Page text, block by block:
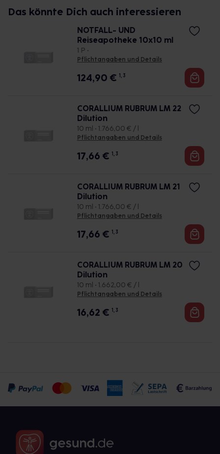
Das könnte Dich auch interessieren
NOTFALL- UND
Reiseapotheke 10x10 ml
1 P •
Pflichtangaben und Details
124,90 € 1, 3
CORALLIUM RUBRUM LM 22
Dilution
10 ml • 1.766,00 € / l
Pflichtangaben und Details
17,66 € 1, 3
CORALLIUM RUBRUM LM 21
Dilution
10 ml • 1.766,00 € / l
Pflichtangaben und Details
17,66 € 1, 3
CORALLIUM RUBRUM LM 20
Dilution
10 ml • 1.662,00 € / l
Pflichtangaben und Details
16,62 € 1, 3